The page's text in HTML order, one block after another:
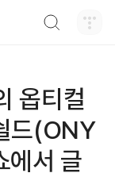
옵티컬
드(ONY
서 글